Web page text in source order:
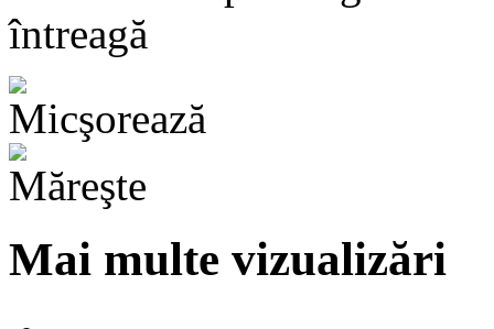
întreagă
Mai multe vizualizări